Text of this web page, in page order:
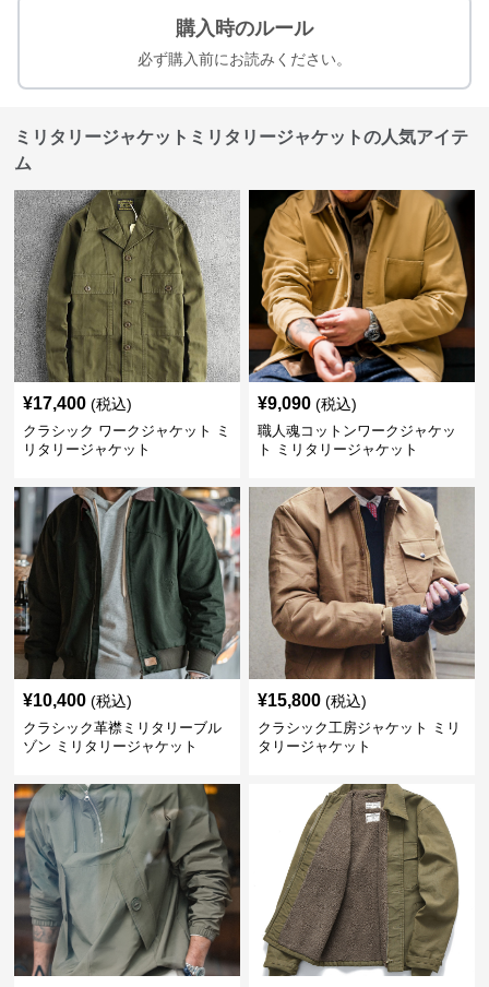
購入時のルール
必ず購入前にお読みください。
ミリタリージャケットミリタリージャケットの人気アイテ
ム
¥17,400 (税込)
クラシック ワークジャケット ミ
リタリージャケット
¥9,090 (税込)
職人魂コットンワークジャケッ
ト ミリタリージャケット
¥10,400 (税込)
クラシック革襟ミリタリーブル
ゾン ミリタリージャケット
¥15,800 (税込)
クラシック工房ジャケット ミリ
タリージャケット